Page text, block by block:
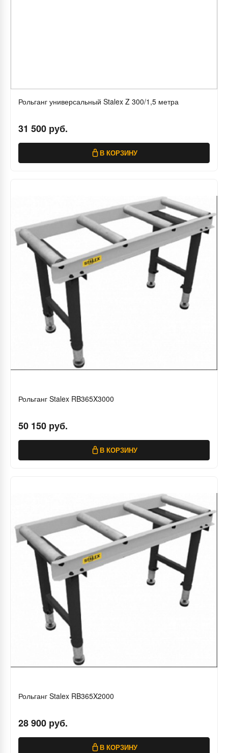
Рольганг универсальный Stalex Z 300/1,5 метра
31 500 руб.
В КОРЗИНУ
Рольганг Stalex RB365X3000
50 150 руб.
В КОРЗИНУ
Рольганг Stalex RB365X2000
28 900 руб.
В КОРЗИНУ